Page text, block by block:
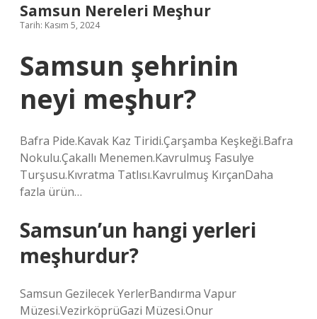
Samsun Nereleri Meşhur
Tarih: Kasım 5, 2024
Samsun şehrinin
neyi meşhur?
Bafra Pide.Kavak Kaz Tiridi.Çarşamba Keşkeği.Bafra
Nokulu.Çakallı Menemen.Kavrulmuş Fasulye
Turşusu.Kıvratma Tatlısı.Kavrulmuş KırçanDaha
fazla ürün…
Samsun’un hangi yerleri
meşhurdur?
Samsun Gezilecek YerlerBandırma Vapur
Müzesi.VezirköprüGazi Müzesi.Onur